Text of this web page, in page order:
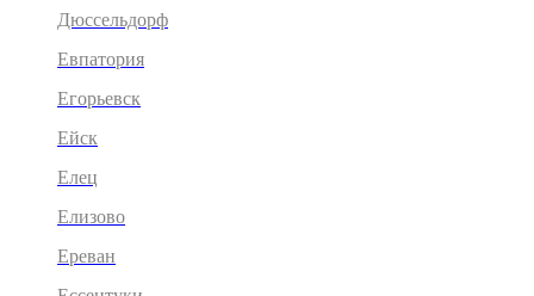
Дюссельдорф
Евпатория
Егорьевск
Ейск
Елец
Елизово
Ереван